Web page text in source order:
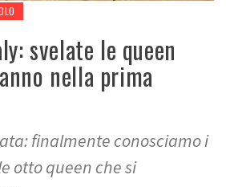
svelate le queen
nella prima
finalmente conosciamo i
otto queen che si